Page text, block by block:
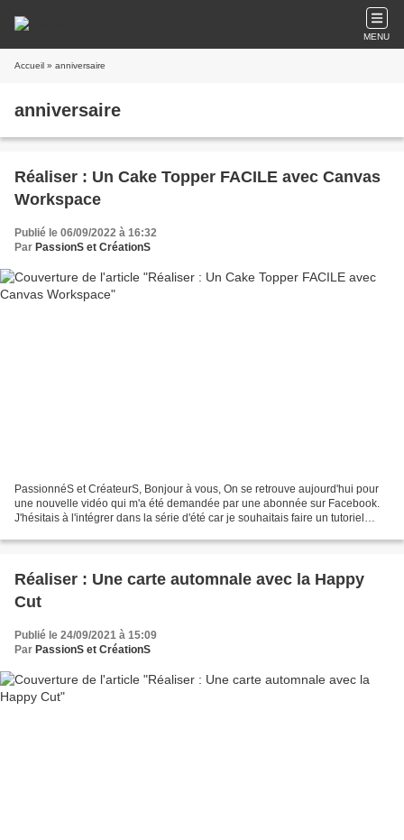
MENU
Accueil » anniversaire
anniversaire
Réaliser : Un Cake Topper FACILE avec Canvas
Workspace
Publié le 06/09/2022 à 16:32
Par PassionS et CréationS
PassionnéS et CréateurS, Bonjour à vous, On se retrouve aujourd'hui pour
une nouvelle vidéo qui m'a été demandée par une abonnée sur Facebook.
J'hésitais à l'intégrer dans la série d'été car je souhaitais faire un tutoriel
Réaliser : Une carte automnale avec la Happy
Cut
Publié le 24/09/2021 à 15:09
Par PassionS et CréationS